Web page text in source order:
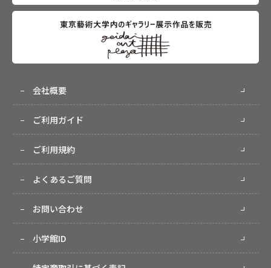
会社概要
ご利用ガイド
ご利用規約
よくあるご質問
お問い合わせ
小学館ID